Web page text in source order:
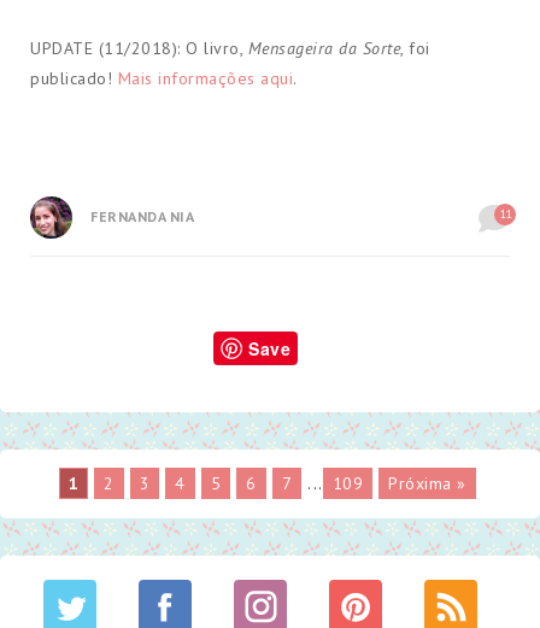
UPDATE (11/2018): O livro, Mensageira da Sorte, foi
publicado! Mais informações aqui.
FERNANDA NIA 11
Save
1 2 3 4 5 6 7 ... 109 Próxima »